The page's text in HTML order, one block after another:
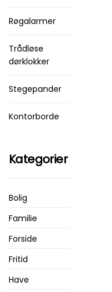
Røgalarmer
Trådløse
dørklokker
Stegepander
Kontorborde
Kategorier
Bolig
Familie
Forside
Fritid
Have